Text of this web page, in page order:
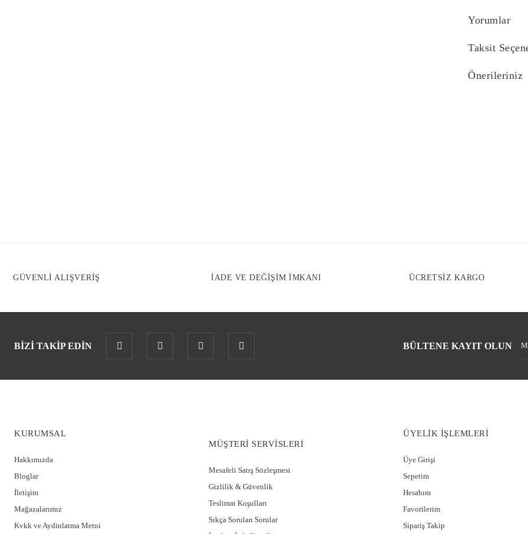
Yorumlar
Taksit
Önerileriniz
GÜVENLİ ALIŞVERİŞ İADE VE DEĞİŞİM İMKANI ÜCRETSİZ KARGO
BİZİ TAKİP EDİN BÜLTENE KAYIT OLUN
KURUMSAL
Hakkımızda
Bloglar
İletişim
Mağazalarımız
Kvkk ve Aydinlatma Metni
MÜŞTERİ SERVİSLERİ
Mesafeli Satış Sözleşmesi
Gizlilik & Güvenlik
Teslimat Koşulları
Sıkça Sorulan Sorular
ÜYELİK İŞLEMLERİ
Üye Girişi
Sepetim
Hesabım
Favorilerim
Sipariş Takip